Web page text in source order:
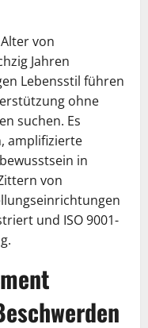
von
Jahren
Lebensstil führen
ohne
suchen. Es
amplifizierte
in
von
und ISO 9001-